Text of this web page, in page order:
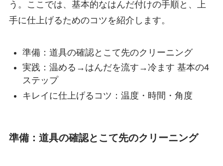
う。ここでは、基本的なはんだ付けの手順と、上
手に仕上げるためのコツを紹介します。
準備：道具の確認とこて先のクリーニング
実践：温める→はんだを流す→冷ます 基本の4
ステップ
キレイに仕上げるコツ：温度・時間・角度
準備：道具の確認とこて先のクリーニング